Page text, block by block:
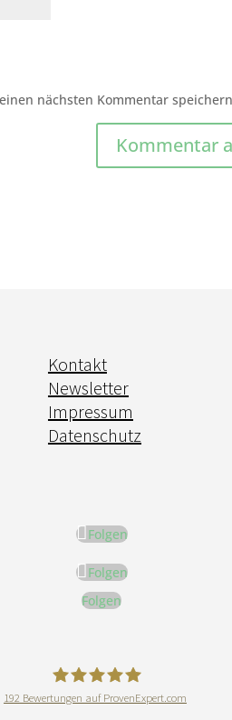
nächsten Kommentar
Kontakt
Newsletter
Impressum
Datenschutz
Folgen
Folgen
Folgen
192 Bewertungen auf ProvenExpert.com